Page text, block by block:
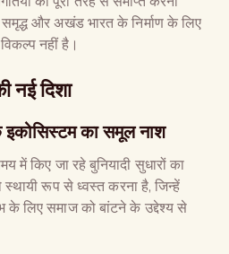
और अखंड भारत के निर्माण के लिए
नहीं है।
नई दिशा
इकोसिस्टम का समूल नाश
में किए जा रहे बुनियादी सुधारों का
स्थायी रूप से ध्वस्त करना है, जिन्हें
के लिए समाज को बांटने के उद्देश्य से